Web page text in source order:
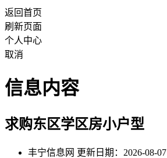
返回首页
刷新页面
个人中心
取消
信息内容
求购东区学区房小户型
丰宁信息网 更新日期：2026-08-07